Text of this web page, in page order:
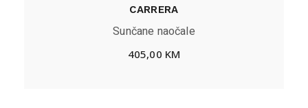
CARRERA
Sunčane naočale
405,00 KM